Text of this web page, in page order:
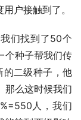
户接触到了。
个种子帮我们传
的二级种子，他
那么这时候我们
人，我们